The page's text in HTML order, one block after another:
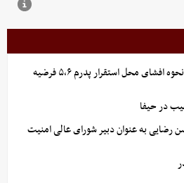
فرزند شهید لاریجانی: درباره نحوه افشای محل استقرار پدرم ۵،۶ فرضیه
در حیفا
رضایی به عنوان دبیر شورای عالی امنیت